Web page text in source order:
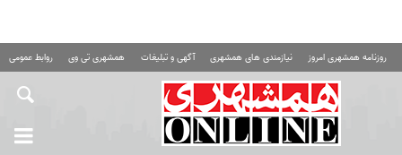
روزنامه همشهری امروز نیازمندی های همشهری آگهی و تبلیغات همشهری تی وی روابط عمومی